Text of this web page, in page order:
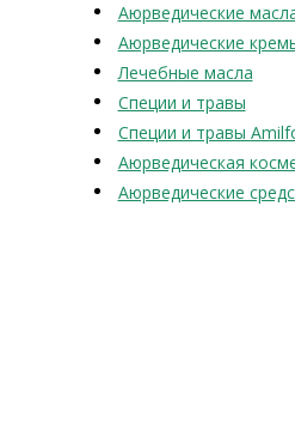
Аюрведические
Аюрведические
Лечебные масла
Специи и травы
Специи и травы
Аюрведическая
Аюрведические